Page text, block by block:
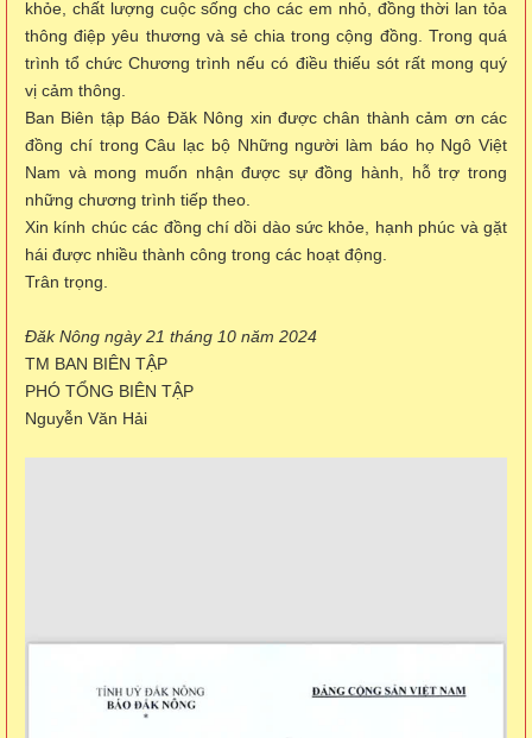
khỏe, chất lượng cuộc sống cho các em nhỏ, đồng thời lan tỏa
thông điệp yêu thương và sẻ chia trong cộng đồng. Trong quá
trình tổ chức Chương trình nếu có điều thiếu sót rất mong quý
vị cảm thông.
Ban Biên tập Báo Đăk Nông xin được chân thành cảm ơn các
đồng chí trong Câu lạc bộ Những người làm báo họ Ngô Việt
Nam và mong muốn nhận được sự đồng hành, hỗ trợ trong
những chương trình tiếp theo.
Xin kính chúc các đồng chí dồi dào sức khỏe, hạnh phúc và gặt
hái được nhiều thành công trong các hoạt động.
Trân trọng.
Đăk Nông ngày 21 tháng 10 năm 2024
TM BAN BIÊN TẬP
PHÓ TỔNG BIÊN TẬP
Nguyễn Văn Hải